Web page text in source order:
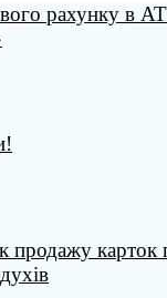
рахунку в
продажу карток